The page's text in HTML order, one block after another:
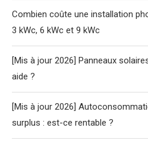
Combien coûte une installation
3 kWc, 6 kWc et 9 kWc
[Mis à jour 2026] Panneaux
aide ?
[Mis à jour 2026]
surplus : est-ce rentable ?